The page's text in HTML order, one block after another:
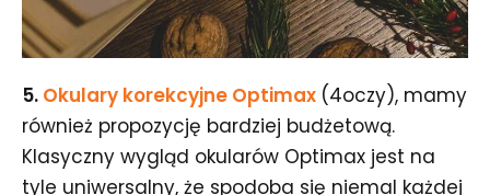
5. Okulary korekcyjne Optimax (4oczy), mamy
również propozycję bardziej budżetową.
Klasyczny wygląd okularów Optimax jest na
tyle uniwersalny, że spodoba się niemal każdej